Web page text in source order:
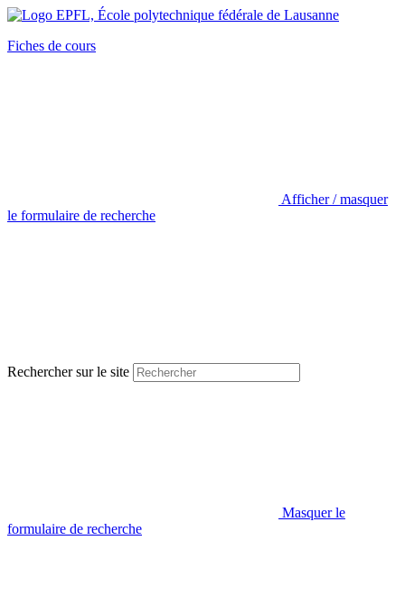
Fiches de cours
Afficher / masquer
le formulaire de recherche
Rechercher sur le site
Masquer le
formulaire de recherche